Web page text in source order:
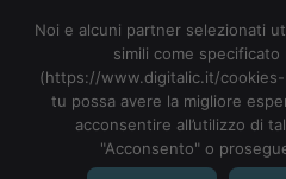
MENU
Noi e alcuni partner selezionati
simili come
(https://www.digitalic.it/
tu possa avere la migliore
acconsentire all’utilizzo di
"Acconsento" o